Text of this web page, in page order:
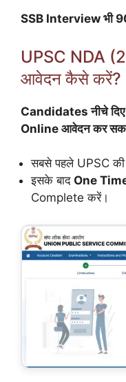
SSB Interview भी
UPSC NDA
आवेदन कैसे करें?
Candidates नीचे
Online आवेदन कर
सबसे पहले UPSC की
इसके बाद One
Complete करें।